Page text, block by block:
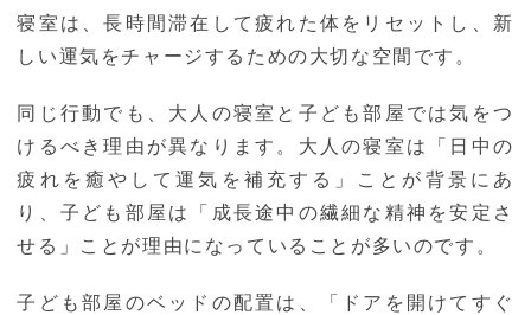
寝室は、長時間滞在して疲れた体をリセットし、新
しい運気をチャージするための大切な空間です。
同じ行動でも、大人の寝室と子ども部屋では気をつ
けるべき理由が異なります。大人の寝室は「日中の
疲れを癒やして運気を補充する」ことが背景にあ
り、子ども部屋は「成長途中の繊細な精神を安定さ
せる」ことが理由になっていることが多いのです。
子ども部屋のベッドの配置は、「ドアを開けてすぐ